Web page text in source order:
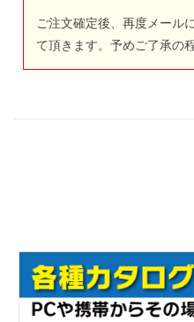
ご注文確定後、再度メール
て頂きます。予めご了承の